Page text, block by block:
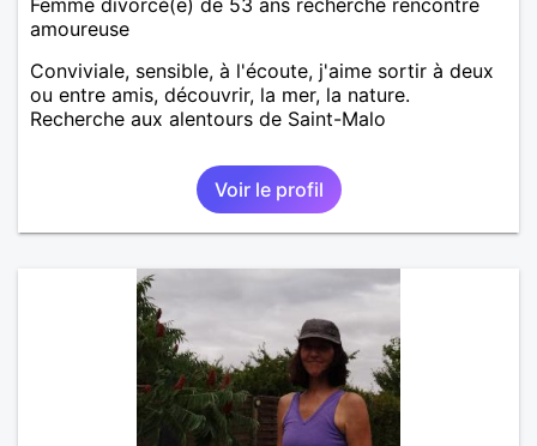
amoureuse
Conviviale, sensible, à l'écoute, j'aime sortir à deux
ou entre amis, découvrir, la mer, la nature.
Recherche aux alentours de Saint-Malo
Voir le profil